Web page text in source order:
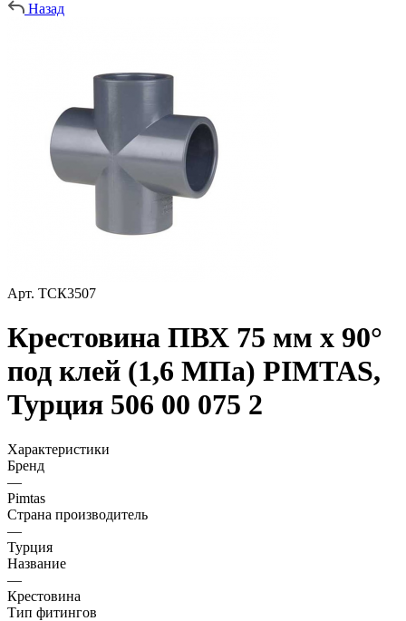
Назад
Арт. ТСК3507
Крестовина ПВХ 75 мм х 90°
под клей (1,6 МПа) PIMTAS,
Турция 506 00 075 2
Характеристики
Бренд
—
Pimtas
Страна производитель
—
Турция
Название
—
Крестовина
Тип фитингов